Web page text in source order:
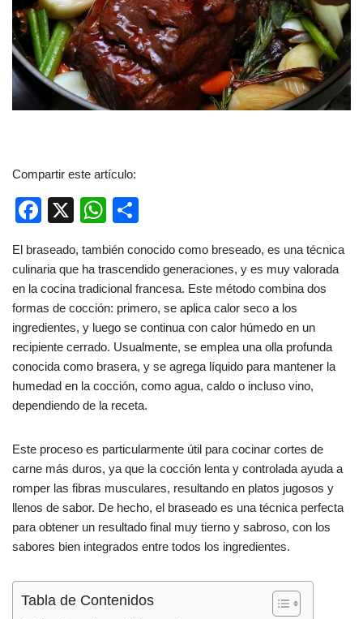
Compartir este artículo:
F
c
e
b
o
o
k
X
W
at
s
A
p
p
m
p
ar
tir
El braseado, también conocido como breseado, es una técnica
culinaria que ha trascendido generaciones, y es muy valorada
en la cocina tradicional francesa. Este método combina dos
formas de cocción: primero, se aplica calor seco a los
ingredientes, y luego se continua con calor húmedo en un
recipiente cerrado. Usualmente, se emplea una olla profunda
conocida como brasera, y se agrega líquido para mantener la
humedad en la cocción, como agua, caldo o incluso vino,
dependiendo de la receta.
Este proceso es particularmente útil para cocinar cortes de
carne más duros, ya que la cocción lenta y controlada ayuda a
romper las fibras musculares, resultando en platos jugosos y
llenos de sabor. De hecho, el braseado es una técnica perfecta
para obtener un resultado final muy tierno y sabroso, con los
sabores bien integrados entre todos los ingredientes.
Tabla de Contenidos